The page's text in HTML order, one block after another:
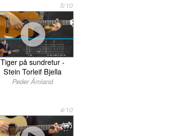
5/10
Tiger på sundretur -
Stein Torleif Bjella
Peder Åmland
4/10